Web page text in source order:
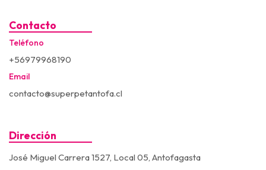
Contacto
Teléfono
+56979968190
Email
contacto@superpetantofa.cl
Dirección
José Miguel Carrera 1527, Local 05, Antofagasta